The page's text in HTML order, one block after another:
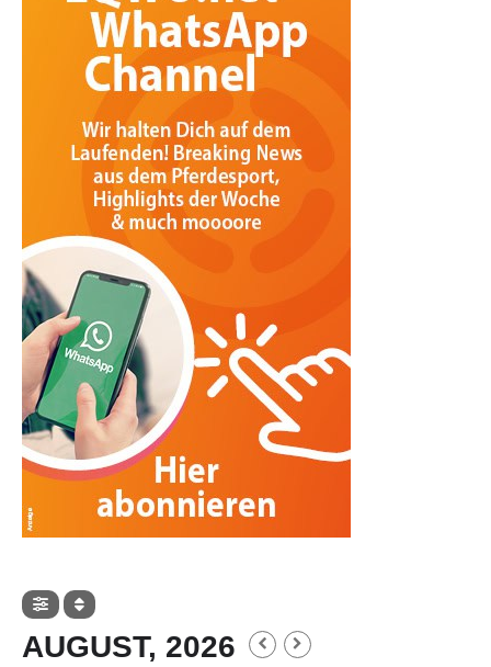
AUGUST, 2026